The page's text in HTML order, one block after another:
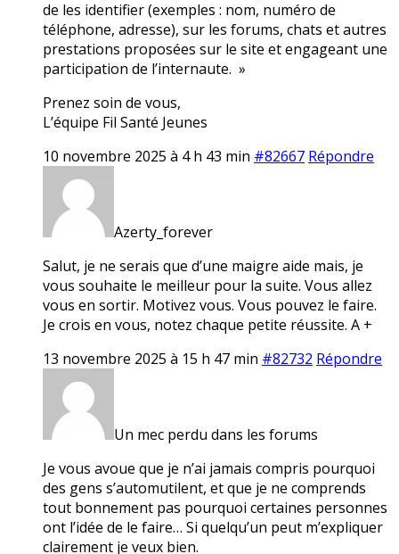
de les identifier (exemples : nom, numéro de
téléphone, adresse), sur les forums, chats et autres
prestations proposées sur le site et engageant une
participation de l’internaute. »
Prenez soin de vous,
L’équipe Fil Santé Jeunes
10 novembre 2025 à 4 h 43 min #82667 Répondre
Azerty_forever
Salut, je ne serais que d’une maigre aide mais, je
vous souhaite le meilleur pour la suite. Vous allez
vous en sortir. Motivez vous. Vous pouvez le faire.
Je crois en vous, notez chaque petite réussite. A +
13 novembre 2025 à 15 h 47 min #82732 Répondre
Un mec perdu dans les forums
Je vous avoue que je n’ai jamais compris pourquoi
des gens s’automutilent, et que je ne comprends
tout bonnement pas pourquoi certaines personnes
ont l’idée de le faire… Si quelqu’un peut m’expliquer
clairement je veux bien.